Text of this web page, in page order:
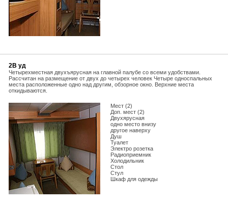
2В уд
Четырехместная двухъярусная на главной палубе со всеми удобствами.
Рассчитан на размещение от двух до четырех человек Четыре односпальных
места расположенные одно над другим, обзорное окно. Верхние места
откидываются.
Мест (2)
Доп. мест (2)
Двухярусная
одно место внизу
другое наверху
Душ
Туалет
Электро розетка
Радиоприемник
Холодильник
Стол
Стул
Шкаф для одежды